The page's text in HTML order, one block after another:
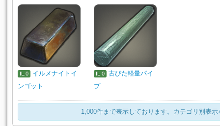
IL.0
イルメナイトイ
ンゴット
IL.0
古びた軽量パイ
プ
1,000件まで表示しております。カテゴリ別表